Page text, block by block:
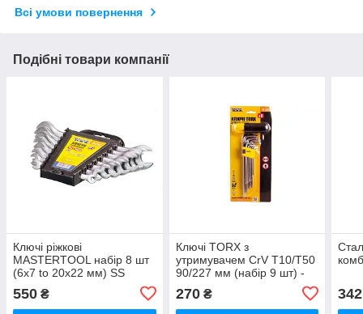
Всі умови повернення
Подібні товари компанії
Ключі ріжкові
MASTERTOOL набір 8 шт
(6х7 to 20х22 мм) SS
550 ₴
Ключі TORX з
утримувачем CrV Т10/Т50
90/227 мм (набір 9 шт) -
270₴ 342